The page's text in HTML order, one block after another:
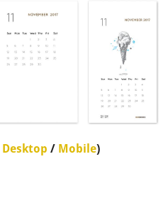
Desktop / Mobile)